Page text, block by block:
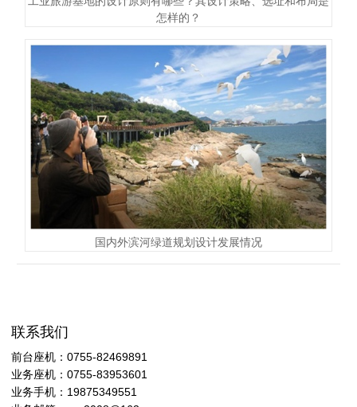
怎样的？
国内外滨河绿道规划设计发展情况
联系我们
前台座机：0755-82469891
业务座机：0755-83953601
业务手机：19875349551